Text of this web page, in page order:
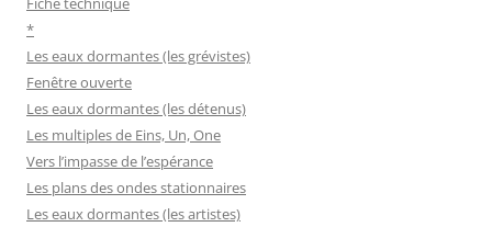
*
Les eaux dormantes (les grévistes)
Fenêtre ouverte
Les eaux dormantes (les détenus)
Les multiples de Eins, Un, One
Vers l’impasse de l’espérance
Les plans des ondes stationnaires
Les eaux dormantes (les artistes)